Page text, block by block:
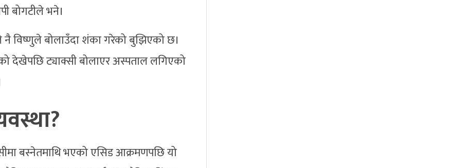
बोगटीले भने।
नै विष्णुले बोलाउँदा शंका गरेको बुझिएको छ।
देखेपछि ट्याक्सी बोलाएर अस्पताल लगिएको
बस्नेतमाथि भएको एसिड आक्रमणपछि यो